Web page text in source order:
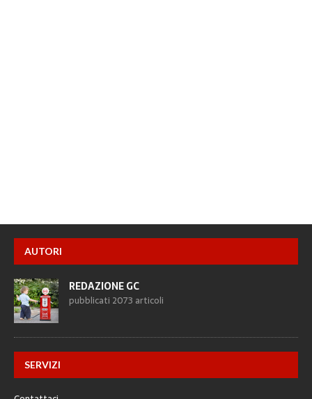
AUTORI
REDAZIONE GC
pubblicati 2073 articoli
SERVIZI